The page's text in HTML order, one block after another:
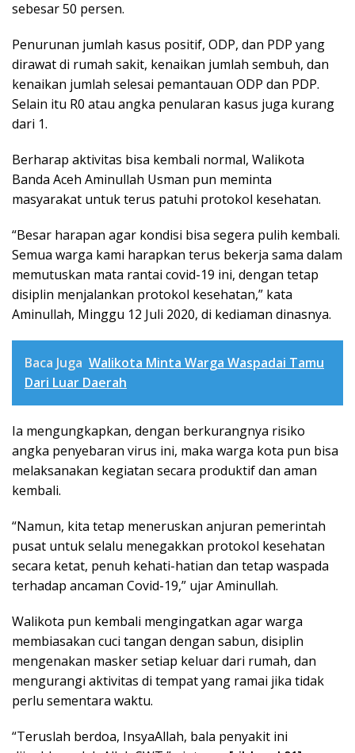
sebesar 50 persen.
Penurunan jumlah kasus positif, ODP, dan PDP yang
dirawat di rumah sakit, kenaikan jumlah sembuh, dan
kenaikan jumlah selesai pemantauan ODP dan PDP.
Selain itu R0 atau angka penularan kasus juga kurang
dari 1.
Berharap aktivitas bisa kembali normal, Walikota
Banda Aceh Aminullah Usman pun meminta
masyarakat untuk terus patuhi protokol kesehatan.
“Besar harapan agar kondisi bisa segera pulih kembali.
Semua warga kami harapkan terus bekerja sama dalam
memutuskan mata rantai covid-19 ini, dengan tetap
disiplin menjalankan protokol kesehatan,” kata
Aminullah, Minggu 12 Juli 2020, di kediaman dinasnya.
Baca Juga Walikota Minta Warga Waspadai Tamu
Dari Luar Daerah
Ia mengungkapkan, dengan berkurangnya risiko
angka penyebaran virus ini, maka warga kota pun bisa
melaksanakan kegiatan secara produktif dan aman
kembali.
“Namun, kita tetap meneruskan anjuran pemerintah
pusat untuk selalu menegakkan protokol kesehatan
secara ketat, penuh kehati-hatian dan tetap waspada
terhadap ancaman Covid-19,” ujar Aminullah.
Walikota pun kembali mengingatkan agar warga
membiasakan cuci tangan dengan sabun, disiplin
mengenakan masker setiap keluar dari rumah, dan
mengurangi aktivitas di tempat yang ramai jika tidak
perlu sementara waktu.
“Teruslah berdoa, InsyaAllah, bala penyakit ini